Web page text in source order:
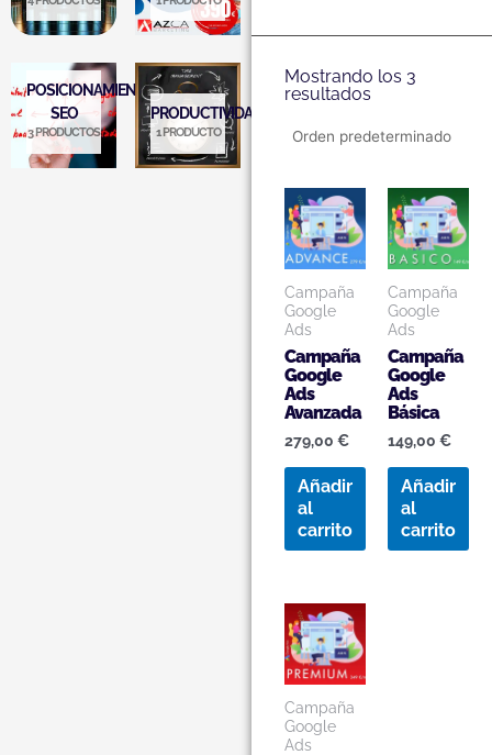
POSICIONAMIENTO
SEO
3 PRODUCTOS
PRODUCTIVIDAD
1 PRODUCTO
Mostrando los 3
resultados
Campaña
Google
Ads
Campaña
Google
Ads
Avanzada
279,00€
Añadir
al
carrito
Campaña
Google
Ads
Campaña
Google
Ads
Básica
149,00€
Añadir
al
carrito
Campaña
Google
Ads